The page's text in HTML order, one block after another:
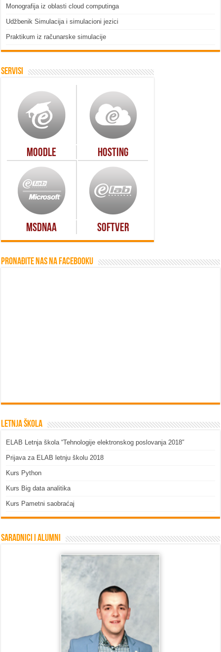
Monografija iz oblasti cloud computinga
Udžbenik Simulacija i simulacioni jezici
Praktikum iz računarske simulacije
Servisi
Moodle Hosting
MSDNAA Softver
Pronađite nas na Facebooku
Letnja škola
ELAB Letnja škola “Tehnologije elektronskog poslovanja 2018″
Prijava za ELAB letnju školu 2018
Kurs Python
Kurs Big data analitika
Kurs Pametni saobraćaj
Saradnici i Alumni